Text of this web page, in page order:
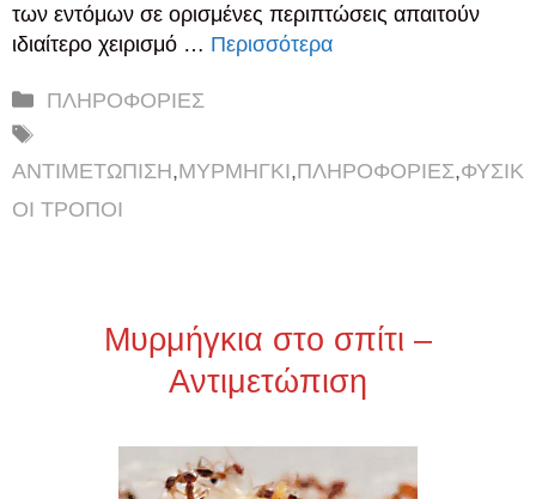
των εντόμων σε ορισμένες περιπτώσεις απαιτούν
ιδιαίτερο χειρισμό … Περισσότερα
Κατηγορίες
ΠΛΗΡΟΦΟΡΙΕΣ
ΑΝΤΙΜΕΤΩΠΙΣΗ,ΜΥΡΜΗΓΚΙ,ΠΛΗΡΟΦΟΡΙΕΣ,ΦΥΣΙΚ
ΟΙ ΤΡΟΠΟΙ
Μυρμήγκια στο σπίτι –
Αντιμετώπιση